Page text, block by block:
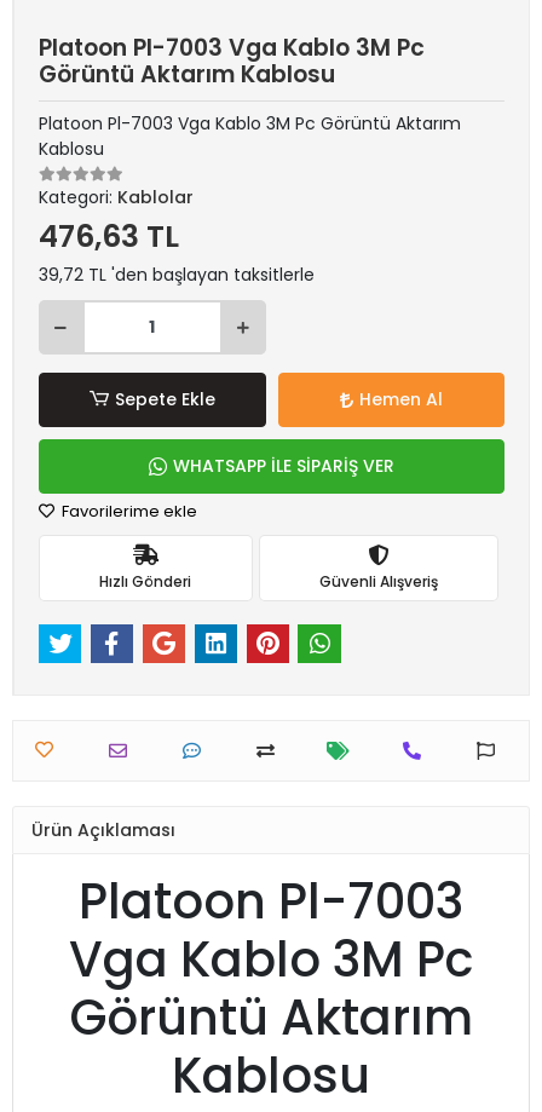
Platoon Pl-7003 Vga Kablo 3M Pc
Görüntü Aktarım Kablosu
Platoon Pl-7003 Vga Kablo 3M Pc Görüntü Aktarım
Kablosu
Kategori: Kablolar
476,63 TL
39,72 TL 'den başlayan taksitlerle
Sepete Ekle Hemen Al
WHATSAPP İLE SİPARİŞ VER
Favorilerime ekle
Hızlı Gönderi Güvenli Alışveriş
Ürün Açıklaması
Platoon Pl-7003
Vga Kablo 3M Pc
Görüntü Aktarım
Kablosu